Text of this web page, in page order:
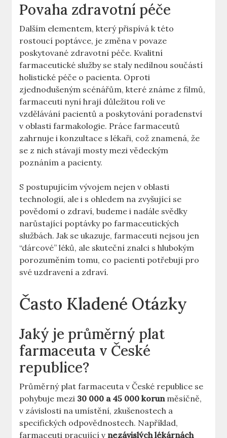
Povaha zdravotní péče
Dalším elementem, který přispívá k této
rostoucí poptávce, je změna v povaze
poskytované zdravotní péče. Kvalitní
farmaceutické služby se staly nedílnou součástí
holistické péče o pacienta. Oproti
zjednodušeným scénářům, které známe z filmů,
farmaceuti nyní hrají důležitou roli ve
vzdělávání pacientů a poskytování poradenství
v oblasti farmakologie. Práce farmaceutů
zahrnuje i konzultace s lékaři, což znamená, že
se z nich stávají mosty mezi vědeckým
poznáním a pacienty.
S postupujícím vývojem nejen v oblasti
technologií, ale i s ohledem na zvyšující se
povědomí o zdraví, budeme i nadále svědky
narůstající poptávky po farmaceutických
službách. Jak se ukazuje, farmaceuti nejsou jen
“dárcové” léků, ale skuteční znalci s hlubokým
porozuměním tomu, co pacienti potřebují pro
své uzdravení a zdraví.
Často Kladené Otázky
Jaký je průměrný plat
farmaceuta v České
republice?
Průměrný plat farmaceuta v České republice se
pohybuje mezi 30 000 a 45 000 korunměsíčně,
v závislosti na umístění, zkušenostech a
specifických odpovědnostech. Například,
farmaceuti pracující v nezávislých lékárnách